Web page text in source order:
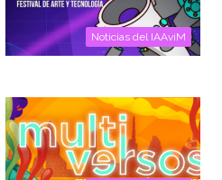
Noticias del IAAviM